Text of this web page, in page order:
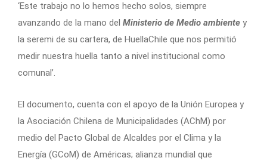
‘Este trabajo no lo hemos hecho solos, siempre
avanzando de la mano del Ministerio de Medio ambiente y
la seremi de su cartera, de HuellaChile que nos permitió
medir nuestra huella tanto a nivel institucional como
comunal’.
El documento, cuenta con el apoyo de la Unión Europea y
la Asociación Chilena de Municipalidades (AChM) por
medio del Pacto Global de Alcaldes por el Clima y la
Energía (GCoM) de Américas; alianza mundial que